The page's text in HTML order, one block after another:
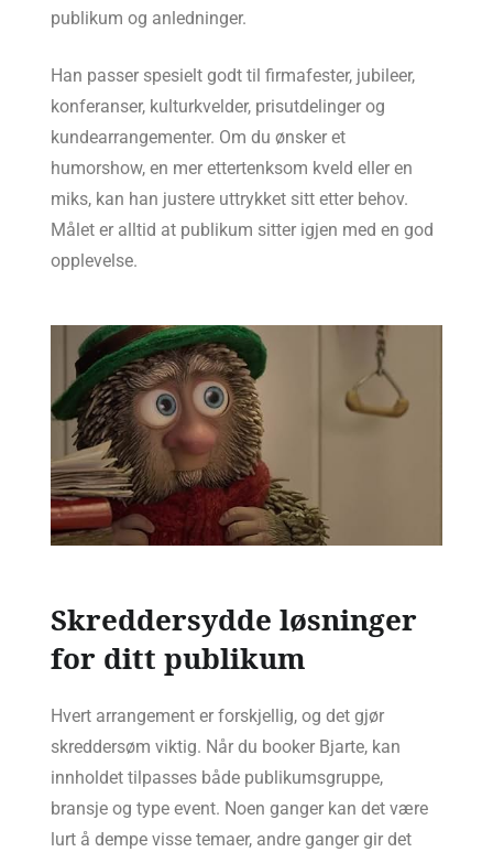
publikum og anledninger.
Han passer spesielt godt til firmafester, jubileer,
konferanser, kulturkvelder, prisutdelinger og
kundearrangementer. Om du ønsker et
humorshow, en mer ettertenksom kveld eller en
miks, kan han justere uttrykket sitt etter behov.
Målet er alltid at publikum sitter igjen med en god
opplevelse.
Skreddersydde løsninger
for ditt publikum
Hvert arrangement er forskjellig, og det gjør
skreddersøm viktig. Når du booker Bjarte, kan
innholdet tilpasses både publikumsgruppe,
bransje og type event. Noen ganger kan det være
lurt å dempe visse temaer, andre ganger gir det